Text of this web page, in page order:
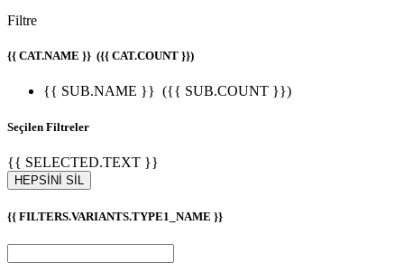
Filtre
{{ CAT.NAME }} ({{ CAT.COUNT }})
{{ SUB.NAME }} ({{ SUB.COUNT }})
Seçilen Filtreler
{{ SELECTED.TEXT }}
HEPSİNİ SİL
{{ FILTERS.VARIANTS.TYPE1_NAME }}